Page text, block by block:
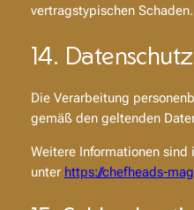
vertragstypischen Schaden.
14. Datenschutz
Die Verarbeitung
gemäß den geltenden
Weitere Informationen sind
unter https://chefheads-